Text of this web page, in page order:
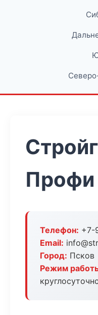
Профи
Телефон: +7-
Email:
Город: Псков
Режим